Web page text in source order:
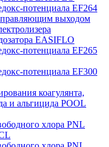
потенциала EF264
выходом
EASIFLO
потенциала EF265
потенциала EF300
коагулянта,
и альгицида POOL
хлора PNL